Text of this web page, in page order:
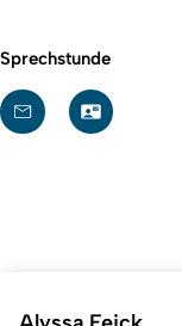
Sprechstunde